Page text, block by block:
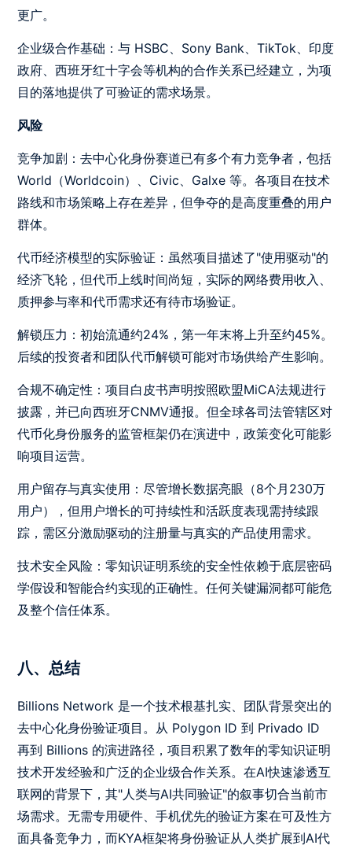
更广。
企业级合作基础：与 HSBC、Sony Bank、TikTok、印度
政府、西班牙红十字会等机构的合作关系已经建立，为项
目的落地提供了可验证的需求场景。
风险
竞争加剧：去中心化身份赛道已有多个有力竞争者，包括
World（Worldcoin）、Civic、Galxe 等。各项目在技术
路线和市场策略上存在差异，但争夺的是高度重叠的用户
群体。
代币经济模型的实际验证：虽然项目描述了"使用驱动"的
经济飞轮，但代币上线时间尚短，实际的网络费用收入、
质押参与率和代币需求还有待市场验证。
解锁压力：初始流通约24%，第一年末将上升至约45%。
后续的投资者和团队代币解锁可能对市场供给产生影响。
合规不确定性：项目白皮书声明按照欧盟MiCA法规进行
披露，并已向西班牙CNMV通报。但全球各司法管辖区对
代币化身份服务的监管框架仍在演进中，政策变化可能影
响项目运营。
用户留存与真实使用：尽管增长数据亮眼（8个月230万
用户），但用户增长的可持续性和活跃度表现需持续跟
踪，需区分激励驱动的注册量与真实的产品使用需求。
技术安全风险：零知识证明系统的安全性依赖于底层密码
学假设和智能合约实现的正确性。任何关键漏洞都可能危
及整个信任体系。
八、总结
Billions Network 是一个技术根基扎实、团队背景突出的
去中心化身份验证项目。从 Polygon ID 到 Privado ID
再到 Billions 的演进路径，项目积累了数年的零知识证明
技术开发经验和广泛的企业级合作关系。在AI快速渗透互
联网的背景下，其"人类与AI共同验证"的叙事切合当前市
场需求。无需专用硬件、手机优先的验证方案在可及性方
面具备竞争力，而KYA框架将身份验证从人类扩展到AI代